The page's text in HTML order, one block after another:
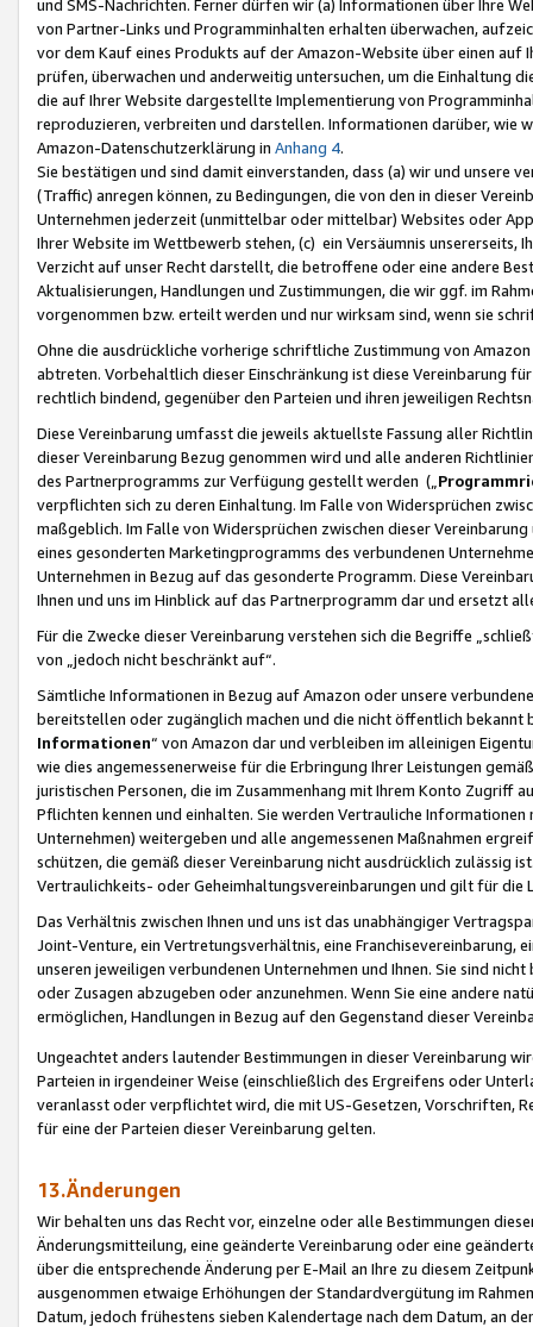
und SMS-Nachrichten. Ferner dürfen wir (a) Informationen über Ihre
von Partner-Links und Programminhalten erhalten überwachen,
vor dem Kauf eines Produkts auf der Amazon-Website über einen
prüfen, überwachen und anderweitig untersuchen, um die Einhaltung
die auf Ihrer Website dargestellte Implementierung von
reproduzieren, verbreiten und darstellen. Informationen darüber, wie
Amazon-Datenschutzerklärung in Anhang 4.
Sie bestätigen und sind damit einverstanden, dass (a) wir und
(Traffic) anregen können, zu Bedingungen, die von den in dieser
Unternehmen jederzeit (unmittelbar oder mittelbar) Websites oder
Ihrer Website im Wettbewerb stehen, (c) ein Versäumnis unsererseits,
Verzicht auf unser Recht darstellt, die betroffene oder eine andere
Aktualisierungen, Handlungen und Zustimmungen, die wir ggf. im
vorgenommen bzw. erteilt werden und nur wirksam sind, wenn sie
Ohne die ausdrückliche vorherige schriftliche Zustimmung von
abtreten. Vorbehaltlich dieser Einschränkung ist diese Vereinbarung
rechtlich bindend, gegenüber den Parteien und ihren jeweiligen
Diese Vereinbarung umfasst die jeweils aktuellste Fassung aller
dieser Vereinbarung Bezug genommen wird und alle anderen
des Partnerprogramms zur Verfügung gestellt werden („
verpflichten sich zu deren Einhaltung. Im Falle von Widersprüchen
maßgeblich. Im Falle von Widersprüchen zwischen dieser
eines gesonderten Marketingprogramms des verbundenen
Unternehmen in Bezug auf das gesonderte Programm. Diese
Ihnen und uns im Hinblick auf das Partnerprogramm dar und ersetzt
Für die Zwecke dieser Vereinbarung verstehen sich die Begriffe
von „jedoch nicht beschränkt auf“.
Sämtliche Informationen in Bezug auf Amazon oder unsere
bereitstellen oder zugänglich machen und die nicht öffentlich
Informationen“ von Amazon dar und verbleiben im alleinigen
wie dies angemessenerweise für die Erbringung Ihrer Leistungen
juristischen Personen, die im Zusammenhang mit Ihrem Konto
Pflichten kennen und einhalten. Sie werden Vertrauliche
Unternehmen) weitergeben und alle angemessenen Maßnahmen
schützen, die gemäß dieser Vereinbarung nicht ausdrücklich zulässig
Vertraulichkeits- oder Geheimhaltungsvereinbarungen und gilt für die
Das Verhältnis zwischen Ihnen und uns ist das unabhängiger
Joint-Venture, ein Vertretungsverhältnis, eine Franchisevereinbarung,
unseren jeweiligen verbundenen Unternehmen und Ihnen. Sie sind
oder Zusagen abzugeben oder anzunehmen. Wenn Sie eine andere
ermöglichen, Handlungen in Bezug auf den Gegenstand dieser
Ungeachtet anders lautender Bestimmungen in dieser Vereinbarung
Parteien in irgendeiner Weise (einschließlich des Ergreifens oder
veranlasst oder verpflichtet wird, die mit US-Gesetzen, Vorschriften,
für eine der Parteien dieser Vereinbarung gelten.
13.Änderungen
Wir behalten uns das Recht vor, einzelne oder alle Bestimmungen
Änderungsmitteilung, eine geänderte Vereinbarung oder eine
über die entsprechende Änderung per E-Mail an Ihre zu diesem
ausgenommen etwaige Erhöhungen der Standardvergütung im
Datum, jedoch frühestens sieben Kalendertage nach dem Datum, an